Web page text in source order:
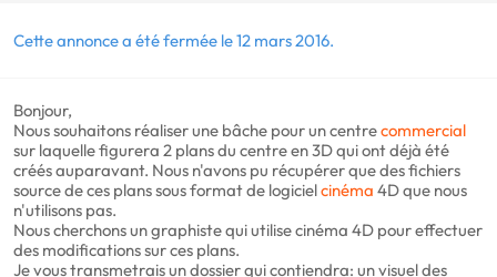
Cette annonce a été fermée le 12 mars 2016.
Bonjour,
Nous souhaitons réaliser une bâche pour un centrecommercial
sur laquelle figurera 2 plans du centre en 3D qui ont déjà été
créés auparavant. Nous n'avons pu récupérer que des fichiers
source de ces plans sous format de logicielcinéma 4D que nous
n'utilisons pas.
Nous cherchons un graphiste qui utilise cinéma 4D pour effectuer
des modifications sur ces plans.
Je vous transmetrais un dossier qui contiendra: un visuel des